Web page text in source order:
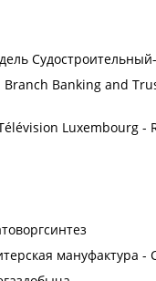
Banking and
Luxembourg -
мануфактура -